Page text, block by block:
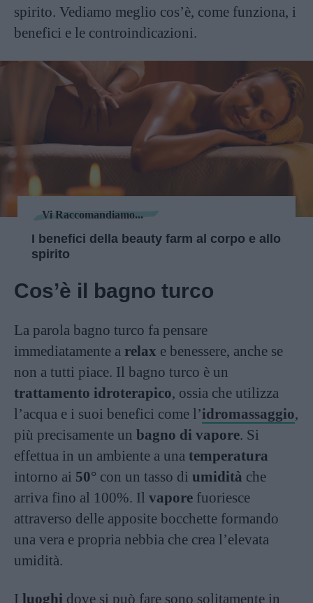
spirito. Vediamo meglio cos’è, come funziona, i
benefici e le controindicazioni.
Vi Raccomandiamo...
I benefici della beauty farm al corpo e allo
spirito
Cos’è il bagno turco
La parola bagno turco fa pensare
immediatamente a relax e benessere, anche se
non a tutti piace. Il bagno turco è un
trattamento idroterapico, ossia che utilizza
l’acqua e i suoi benefici come l’idromassaggio,
più precisamente un bagno di vapore. Si
effettua in un ambiente a una temperatura
intorno ai 50° con un tasso di umidità che
arriva fino al 100%. Il vapore fuoriesce
attraverso delle apposite bocchette formando
una vera e propria nebbia che crea l’elevata
umidità.
I luoghi dove si può fare sono solitamente in